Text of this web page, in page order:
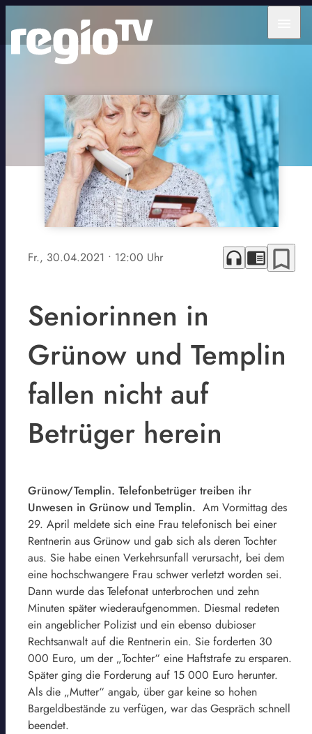
Fr., 30.04.2021 • 12:00 Uhr headphones chrome_reader_mode bookmark_border
Seniorinnen in
Grünow und Templin
fallen nicht auf
Betrüger herein
Grünow/Templin. Telefonbetrüger treiben ihr
Unwesen in Grünow und Templin. Am Vormittag des
29. April meldete sich eine Frau telefonisch bei einer
Rentnerin aus Grünow und gab sich als deren Tochter
aus. Sie habe einen Verkehrsunfall verursacht, bei dem
eine hochschwangere Frau schwer verletzt worden sei.
Dann wurde das Telefonat unterbrochen und zehn
Minuten später wiederaufgenommen. Diesmal redeten
ein angeblicher Polizist und ein ebenso dubioser
Rechtsanwalt auf die Rentnerin ein. Sie forderten 30
000 Euro, um der „Tochter“ eine Haftstrafe zu ersparen.
Später ging die Forderung auf 15 000 Euro herunter.
Als die „Mutter“ angab, über gar keine so hohen
Bargeldbestände zu verfügen, war das Gespräch schnell
beendet.